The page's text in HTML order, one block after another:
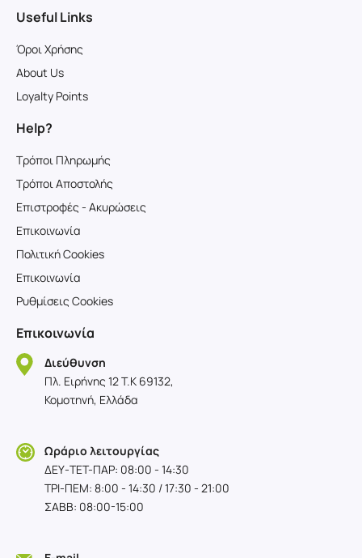
Useful Links
Όροι Χρήσης
About Us
Loyalty Points
Help?
Τρόποι Πληρωμής
Τρόποι Αποστολής
Επιστροφές - Ακυρώσεις
Επικοινωνία
Πολιτική Cookies
Επικοινωνία
Ρυθμίσεις Cookies
Επικοινωνία
Διεύθυνση
Πλ. Ειρήνης 12 T.K 69132,
Κομοτηνή, Ελλάδα
Ωράριο λειτουργίας
ΔΕΥ-TET-ΠΑΡ: 08:00 - 14:30
ΤΡΙ-ΠΕΜ: 8:00 - 14:30 / 17:30 - 21:00
ΣΑΒΒ: 08:00-15:00